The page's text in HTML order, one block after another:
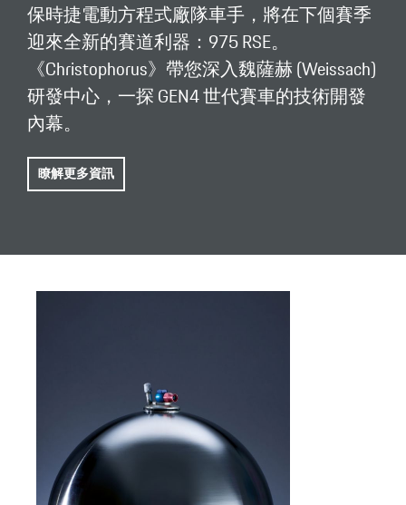
保時捷電動方程式廠隊車手，將在下個賽季
迎來全新的賽道利器：975 RSE。
《Christophorus》帶您深入魏薩赫 (Weissach)
研發中心，一探 GEN4 世代賽車的技術開發
內幕。
瞭解更多資訊